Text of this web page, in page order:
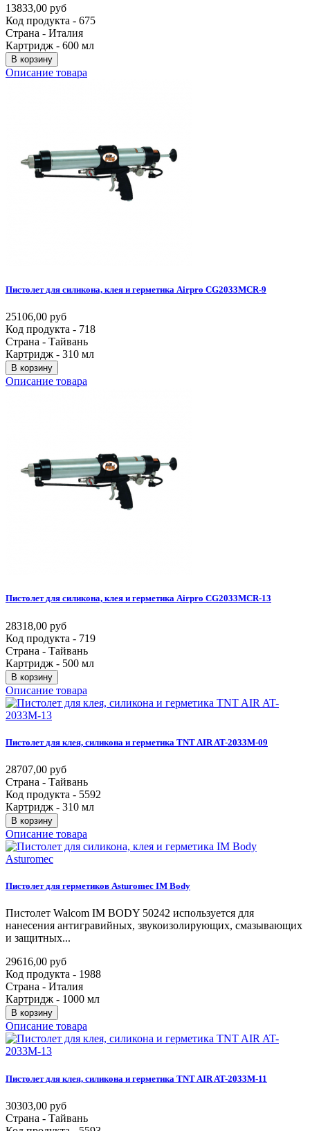
13833,00 руб
Код продукта - 675
Страна - Италия
Картридж - 600 мл
В корзину
Описание товара
Пистолет для силикона, клея и герметика Airpro CG2033MCR-9
25106,00 руб
Код продукта - 718
Страна - Тайвань
Картридж - 310 мл
В корзину
Описание товара
Пистолет для силикона, клея и герметика Airpro CG2033MCR-13
28318,00 руб
Код продукта - 719
Страна - Тайвань
Картридж - 500 мл
В корзину
Описание товара
Пистолет для клея, силикона и герметика TNT AIR AT-2033M-09
28707,00 руб
Страна - Тайвань
Код продукта - 5592
Картридж - 310 мл
В корзину
Описание товара
Пистолет для герметиков Asturomec IM Body
Пистолет Walcom IM BODY 50242 используется для
нанесения антигравийных, звукоизолирующих, смазывающих
и защитных...
29616,00 руб
Код продукта - 1988
Страна - Италия
Картридж - 1000 мл
В корзину
Описание товара
Пистолет для клея, силикона и герметика TNT AIR AT-2033M-11
30303,00 руб
Страна - Тайвань